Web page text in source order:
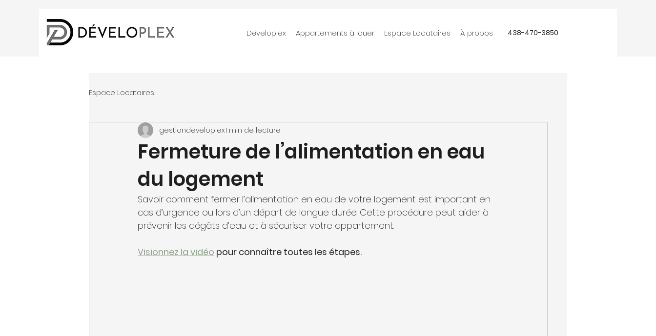
Déveloplex Appartements à louer Espace Locataires À propos 438-470-3850
Espace Locataires
Fermeture de l’alimentation en eau
du logement
gestiondeveloplex1 min de lecture
Savoir comment fermer l’alimentation en eau de votre logement est important en
cas d’urgence ou lors d’un départ de longue durée. Cette procédure peut aider à
prévenir les dégâts d’eau et à sécuriser votre appartement.
Visionnez la vidéo pour connaître toutes les étapes.